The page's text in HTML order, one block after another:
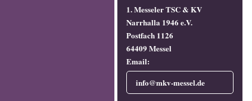
1. Messeler TSC & KV
Narrhalla 1946 e.V.
Postfach 1126
64409 Messel
Email:
info@mkv-messel.de